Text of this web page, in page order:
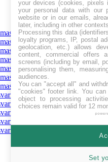
levantaj
Baldaŭ
financitaj
Repagita
Egaleco
Prunto/ŝuldo
Rekompenco
en CHF
en EUR
en GBP
en SEK
en USD
your devices (cookies, pixels
your personal data with our
website or in our emails,
later, including in other
Processing this data
loyalty programs, IP, postal
geolocation, etc.) allows
content, commercial offers
screens (including by email,
personalising them,
audiences.
You can "accept all" and
"cookies" footer link. You can
object to processing
choices remain valid for 12
Set